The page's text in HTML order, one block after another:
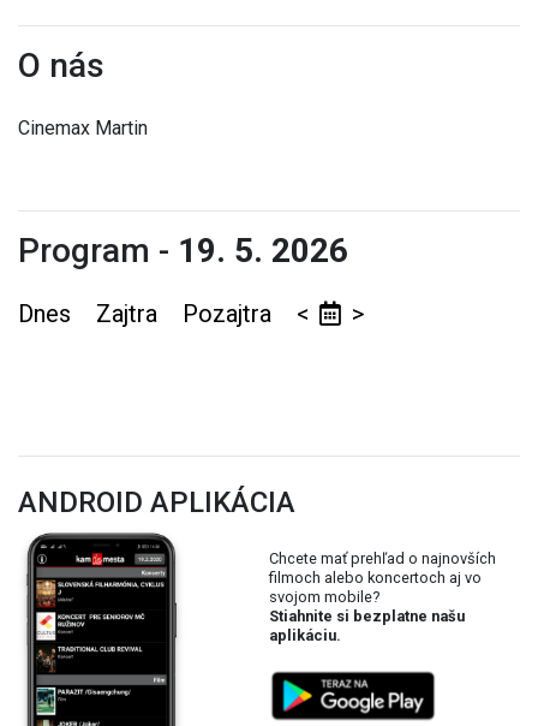
O nás
Cinemax Martin
Program - 19. 5. 2026
Dnes Zajtra Pozajtra < >
ANDROID APLIKÁCIA
Chcete mať prehľad o najnovších
filmoch alebo koncertoch aj vo
svojom mobile?
Stiahnite si bezplatne našu
aplikáciu.